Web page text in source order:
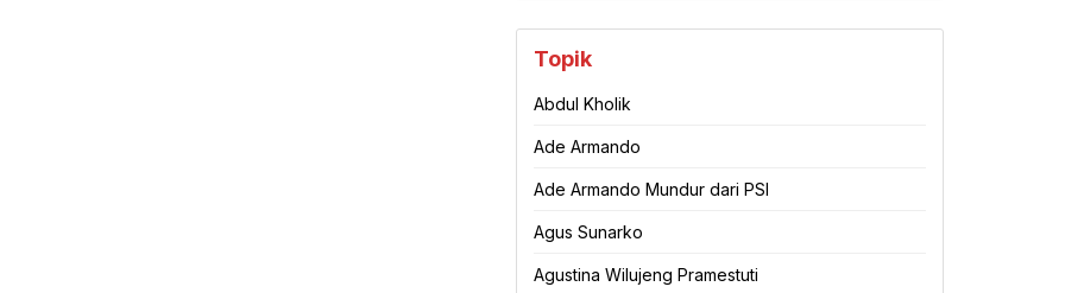
Topik
Abdul Kholik
Ade Armando
Ade Armando Mundur dari PSI
Agus Sunarko
Agustina Wilujeng Pramestuti